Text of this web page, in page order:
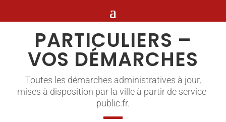
PARTICULIERS –
VOS DÉMARCHES
Toutes les démarches administratives à jour,
mises à disposition par la ville à partir de service-
public.fr.